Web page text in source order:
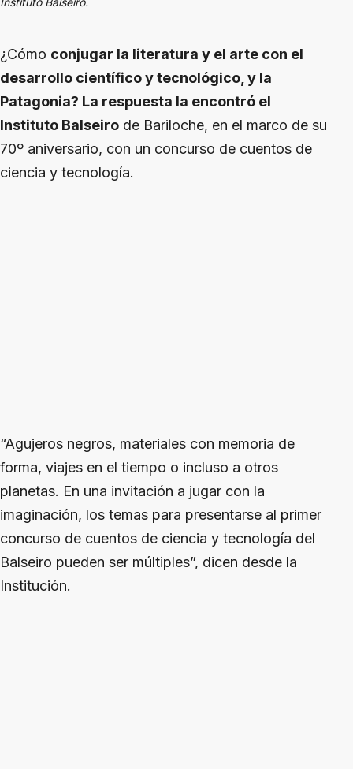
¿Cómo conjugar la literatura y el arte con el
desarrollo científico y tecnológico, y la
Patagonia? La respuesta la encontró el
Instituto Balseiro de Bariloche, en el marco de su
70º aniversario, con un concurso de cuentos de
ciencia y tecnología.
“Agujeros negros, materiales con memoria de
forma, viajes en el tiempo o incluso a otros
planetas. En una invitación a jugar con la
imaginación, los temas para presentarse al primer
concurso de cuentos de ciencia y tecnología del
Balseiro pueden ser múltiples”, dicen desde la
Institución.